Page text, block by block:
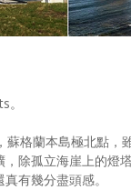
格蘭本島極北點，
，除孤立海崖上的燈
有幾分盡頭感。